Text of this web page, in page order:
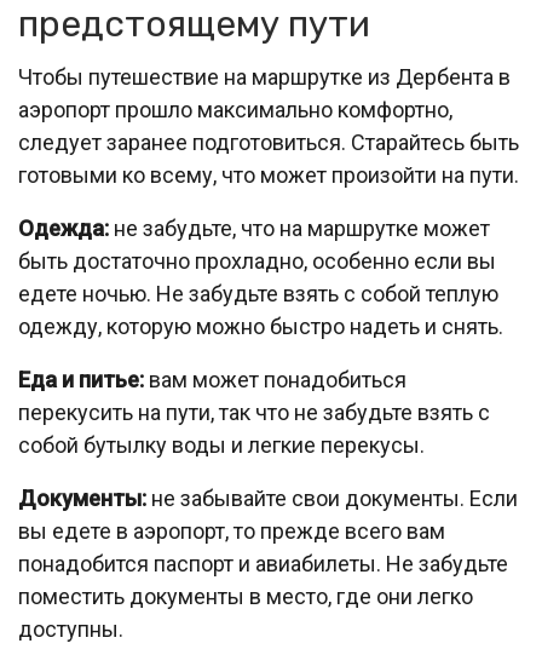
предстоящему пути
Чтобы путешествие на маршрутке из Дербента в
аэропорт прошло максимально комфортно,
следует заранее подготовиться. Старайтесь быть
готовыми ко всему, что может произойти на пути.
Одежда: не забудьте, что на маршрутке может
быть достаточно прохладно, особенно если вы
едете ночью. Не забудьте взять с собой теплую
одежду, которую можно быстро надеть и снять.
Еда и питье: вам может понадобиться
перекусить на пути, так что не забудьте взять с
собой бутылку воды и легкие перекусы.
Документы: не забывайте свои документы. Если
вы едете в аэропорт, то прежде всего вам
понадобится паспорт и авиабилеты. Не забудьте
поместить документы в место, где они легко
доступны.